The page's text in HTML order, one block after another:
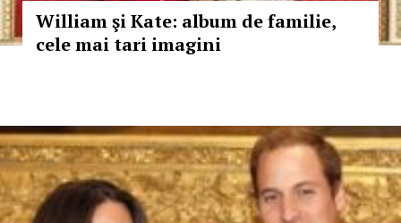
William şi Kate: album de familie,
cele mai tari imagini